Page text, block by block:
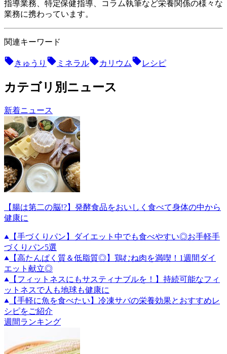
指導業務、特定保健指導、コラム執筆など栄養関係の様々な
業務に携わっています。
関連キーワード
きゅうり ミネラル カリウム レシピ
カテゴリ別ニュース
新着ニュース
【腸は第二の脳!?】発酵食品をおいしく食べて身体の中から
健康に
【手づくりパン】ダイエット中でも食べやすい◎お手軽手
づくりパン5選
【高たんぱく質＆低脂質◎】鶏むね肉を満喫！1週間ダイ
エット献立◎
【フィットネスにもサスティナブルを！】持続可能なフィ
ットネスで人も地球も健康に
【手軽に魚を食べたい】冷凍サバの栄養効果とおすすめレ
シピをご紹介
週間ランキング